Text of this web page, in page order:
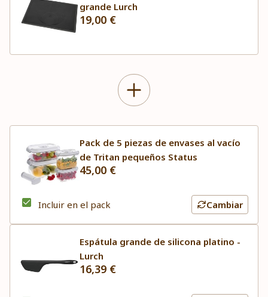
grande Lurch
19,00 €
Pack de 5 piezas de envases al vacío
de Tritan pequeños Status
45,00 €
Incluir en el pack Cambiar
Espátula grande de silicona platino -
Lurch
16,39 €